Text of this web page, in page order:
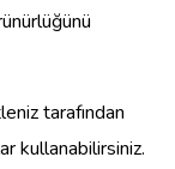
tarafından
kullanabilirsiniz.